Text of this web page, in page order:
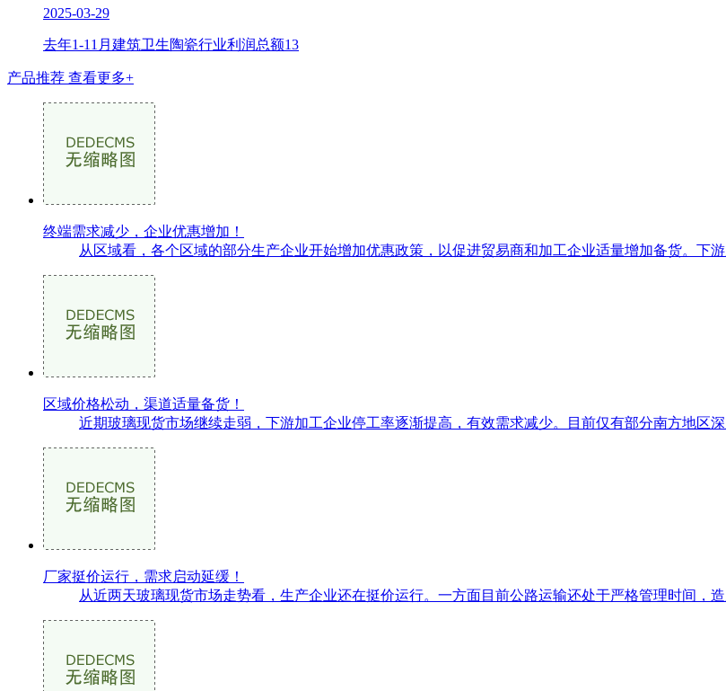
2025-03-29
去年1-11月建筑卫生陶瓷行业利润总额13
产品推荐 查看更多+
终端需求减少，企业优惠增加！
从区域看，各个区域的部分生产企业开始增加优惠政策，以促进贸易商和加工企业适量增加备货。下
区域价格松动，渠道适量备货！
近期玻璃现货市场继续走弱，下游加工企业停工率逐渐提高，有效需求减少。目前仅有部分南方地区
厂家挺价运行，需求启动延缓！
从近两天玻璃现货市场走势看，生产企业还在挺价运行。一方面目前公路运输还处于严格管理时间，